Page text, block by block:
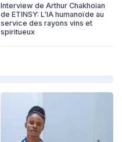
Interview de Arthur Chakhoian
de ETINSY: L'IA humanoïde au
service des rayons vins et
spiritueux